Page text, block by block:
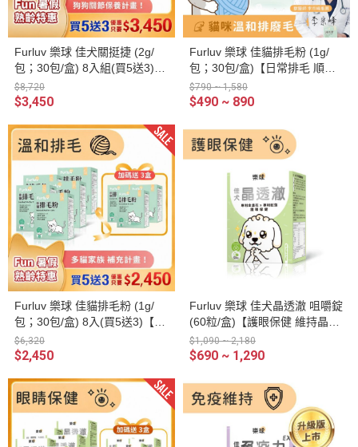
Furluv 樂球 佳犬關挺捷 (2g/
包；30包/盒) 8入組(買5送3)
【關節保健 保持敏捷活力】
$8,720
$3,450
Furluv 樂球 佳貓排毛粉 (1g/
包；30包/盒)【日常排毛 順暢
不卡卡】
$790 ~ 1,580
$490 ~ 890
Furluv 樂球 佳貓排毛粉 (1g/
包；30包/盒) 8入(買5送3)【日
常排毛 順暢不卡卡】
$6,320
$2,450
Furluv 樂球 佳犬晶透澈 咀嚼錠
(60粒/盒)【護眼保健 維持晶亮
有神】
$1,090 ~ 2,180
$690 ~ 1,290